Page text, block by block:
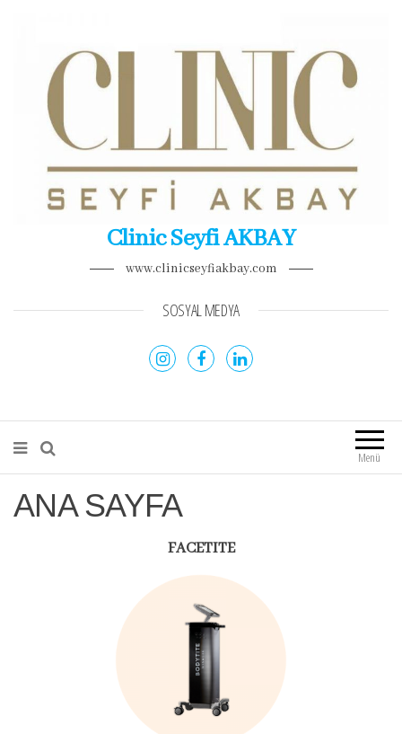
Clinic Seyfi AKBAY
www.clinicseyfiakbay.com
SOSYAL MEDYA
Menü
ANA SAYFA
FACETITE